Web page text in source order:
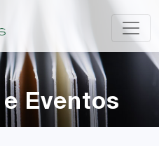
Eventos